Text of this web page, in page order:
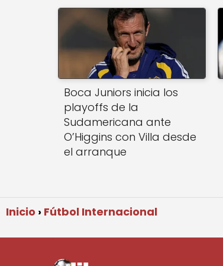
Boca Juniors inicia los
playoffs de la
Sudamericana ante
O’Higgins con Villa desde
el arranque
Inicio Fútbol Internacional